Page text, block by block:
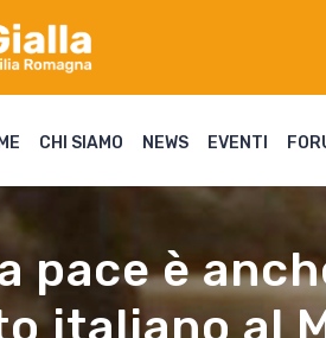
CHI SIAMO NEWS EVENTI
pace è